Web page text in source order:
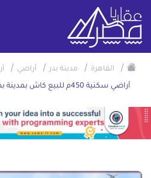
/ القاهرة / مدينة بدر / أراضي /
أراضي سكنية 450م للبيع كاش بمدينة بدر القاهرة